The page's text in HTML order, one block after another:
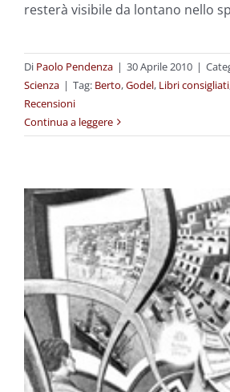
resterà visibile da lontano nello
Di Paolo Pendenza | 30 Aprile 2010 |
Scienza | Tag: Berto,Godel, Libri consigliati
Recensioni
Continua a leggere